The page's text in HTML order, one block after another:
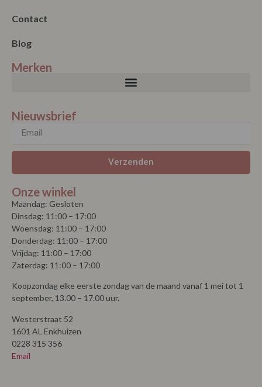
Contact
Blog
Merken
Nieuwsbrief
Verzenden
Onze winkel
Maandag: Gesloten
Dinsdag: 11:00 – 17:00
Woensdag: 11:00 – 17:00
Donderdag: 11:00 – 17:00
Vrijdag: 11:00 – 17:00
Zaterdag: 11:00 – 17:00
Koopzondag elke eerste zondag van de maand vanaf 1 mei tot 1
september, 13.00 – 17.00 uur.
Westerstraat 52
1601 AL Enkhuizen
0228 315 356
Email